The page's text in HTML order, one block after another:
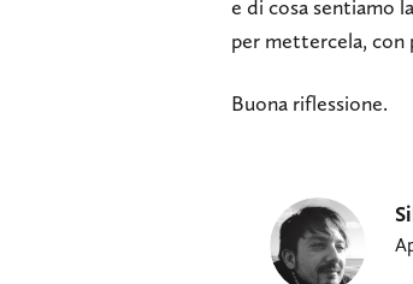
e di cosa sentiamo
per mettercela,
Buona riflessione.